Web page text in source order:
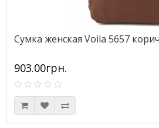
Сумка женская Voila 5657
903.00грн.